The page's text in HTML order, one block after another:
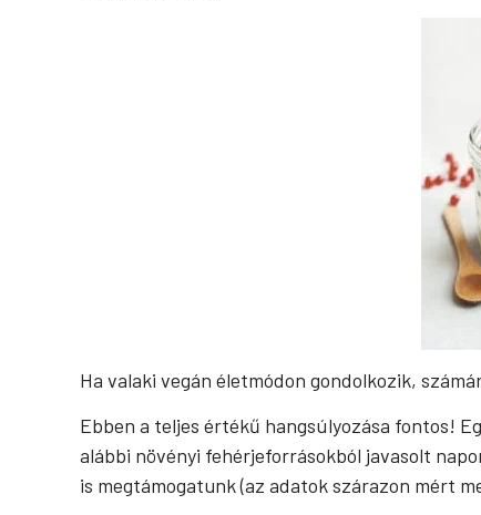
Ha valaki vegán életmódon gondolkozik,
Ebben a teljes értékű hangsúlyozása fontos!
alábbi növényi fehérjeforrásokból javasolt
is megtámogatunk (az adatok szárazon mért